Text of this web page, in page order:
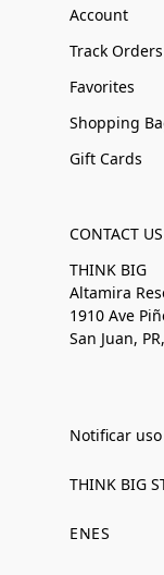
Account
Track Orders
Favorites
Shopping
Gift Cards
CONTACT US
THINK BIG
Altamira
1910 Ave
San Juan,
Notificar
THINK BIG
ENES